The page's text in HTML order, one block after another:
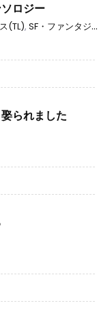
ロジー
(TL), SF・ファンタジー（TL）
られました